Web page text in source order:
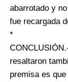
abarrotado y
fue recargada
*
resaltaron
premisa es